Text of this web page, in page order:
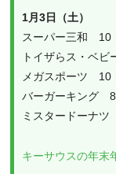
1月3日（土）
スーパー三和　10
トイザらス・ベビ
メガスポーツ　10
バーガーキング　
ミスタードーナツ
キーサウスの年末